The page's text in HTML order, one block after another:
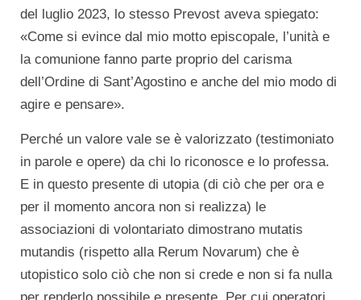
del luglio 2023, lo stesso Prevost aveva spiegato:
«Come si evince dal mio motto episcopale, l’unità e
la comunione fanno parte proprio del carisma
dell’Ordine di Sant’Agostino e anche del mio modo di
agire e pensare».
Perché un valore vale se è valorizzato (testimoniato
in parole e opere) da chi lo riconosce e lo professa.
E in questo presente di utopia (di ciò che per ora e
per il momento ancora non si realizza) le
associazioni di volontariato dimostrano mutatis
mutandis (rispetto alla Rerum Novarum) che è
utopistico solo ciò che non si crede e non si fa nulla